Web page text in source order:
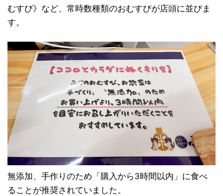
むすび》など、常時数種類のおむすびが店頭に並びま
す。
無添加、手作りのため「購入から3時間以内」に食べ
ることが推奨されていました。